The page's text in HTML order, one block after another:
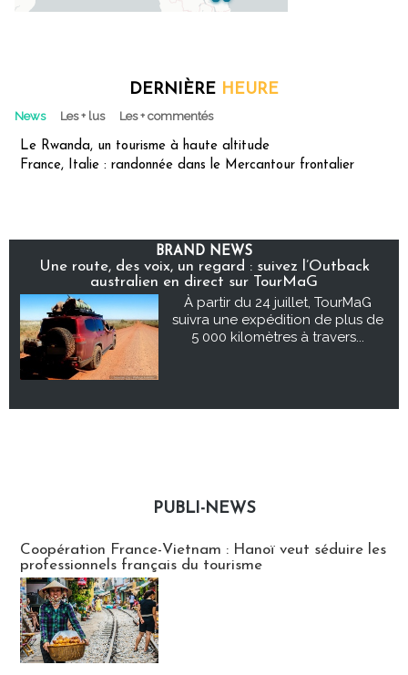
DERNIÈRE HEURE
News Les + lus Les + commentés
Le Rwanda, un tourisme à haute altitude
France, Italie : randonnée dans le Mercantour frontalier
BRAND NEWS
Une route, des voix, un regard : suivez l’Outback
australien en direct sur TourMaG
À partir du 24 juillet, TourMaG
suivra une expédition de plus de
5 000 kilomètres à travers...
PUBLI-NEWS
Coopération France-Vietnam : Hanoï veut séduire les
professionnels français du tourisme